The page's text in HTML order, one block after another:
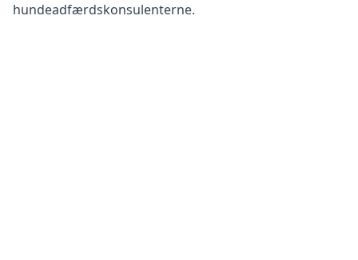
hundeadfærdskonsulenterne.